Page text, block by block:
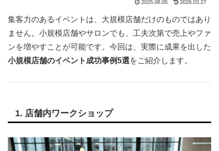
2025.08.05 2026.03.27
集客力のあるイベントは、大規模店舗だけのものではあり
ません。小規模店舗やサロンでも、工夫次第で売上やファ
ンを増やすことが可能です。今回は、実際に成果を出した
小規模店舗のイベント成功事例5選をご紹介します。
1. 店舗内ワークショップ